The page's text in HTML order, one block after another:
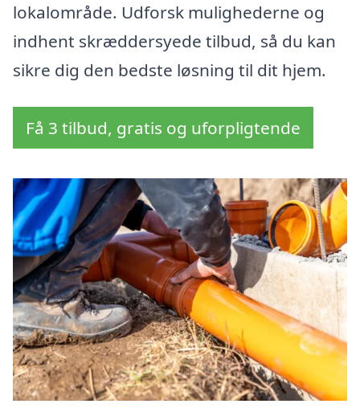
lokalområde. Udforsk mulighederne og
indhent skræddersyede tilbud, så du kan
sikre dig den bedste løsning til dit hjem.
Få 3 tilbud, gratis og uforpligtende